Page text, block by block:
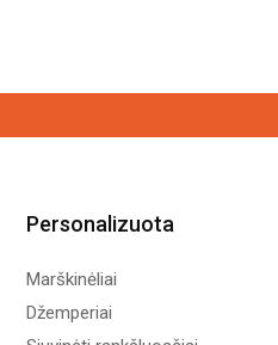
Personalizuota
Marškinėliai
Džemperiai